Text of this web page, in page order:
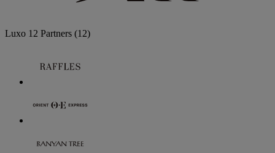
Luxo 12 Partners (12)